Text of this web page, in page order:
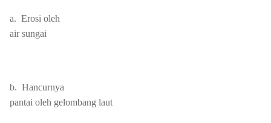
a. Erosi oleh
air sungai
b. Hancurnya
pantai oleh gelombang laut